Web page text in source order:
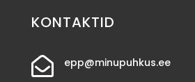
KONTAKTID
 epp@minupuhkus.ee